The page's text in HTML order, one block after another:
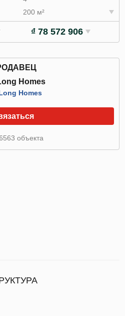
200 м²
₫ 78 572 906
Homes
Homes
объекта